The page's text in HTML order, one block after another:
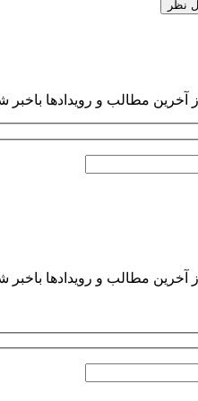
آخرین مطالب و رویدادها باخبر
آخرین مطالب و رویدادها باخبر